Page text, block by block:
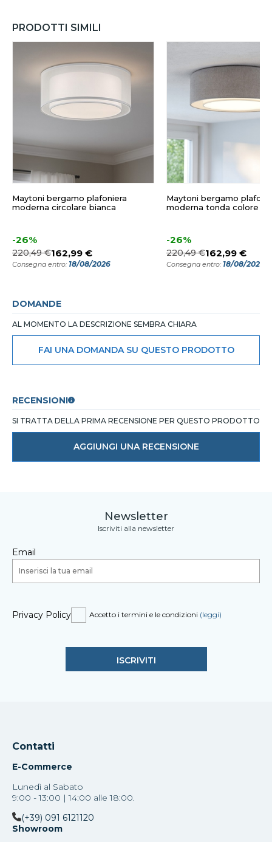
PRODOTTI SIMILI
Maytoni bergamo plafoniera
moderna circolare bianca
-26%
220,49 €162,99 €
Consegna entro: 18/08/2026
Maytoni bergamo
moderna tonda colore
-26%
220,49 €162,99 €
Consegna entro: 18/08/2026
DOMANDE
AL MOMENTO LA DESCRIZIONE SEMBRA CHIARA
FAI UNA DOMANDA SU QUESTO PRODOTTO
RECENSIONI
SI TRATTA DELLA PRIMA RECENSIONE PER QUESTO PRODOTTO
AGGIUNGI UNA RECENSIONE
Newsletter
Iscriviti alla newsletter
Email
Privacy Policy Accetto i termini e le condizioni (leggi)
Contatti
E-Commerce
Lunedì al Sabato
9:00 - 13:00 | 14:00 alle 18:00.
(+39) 091 6121120
Showroom